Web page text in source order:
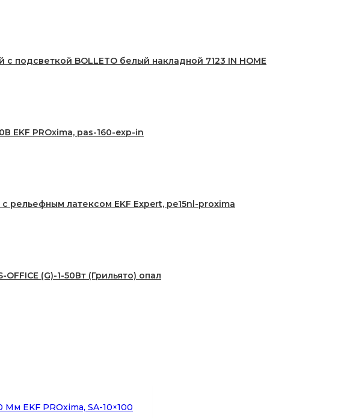
подсветкой BOLLETO белый накладной 7123 IN HOME
EKF PROxima, pas-160-exp-in
рельефным латексом EKF Expert, pe15nl-proxima
(G)-1-50Вт (Грильято) опал
EKF PROxima, SA-10×100